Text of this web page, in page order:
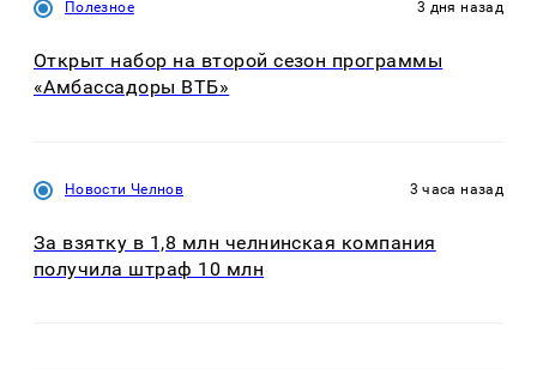
Полезное 3 дня назад
Открыт набор на второй сезон программы
«Амбассадоры ВТБ»
Новости Челнов 3 часа назад
За взятку в 1,8 млн челнинская компания
получила штраф 10 млн